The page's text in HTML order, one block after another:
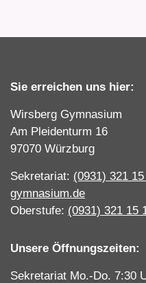
Sie erreichen uns hier:
Wirsberg Gymnasium
Am Pleidenturm 16
97070 Würzburg
Sekretariat: (0931) 321 15
gymnasium.de
Oberstufe: (0931) 321 15
Unsere Öffnungszeiten:
Sekretariat Mo.-Do. 7:30